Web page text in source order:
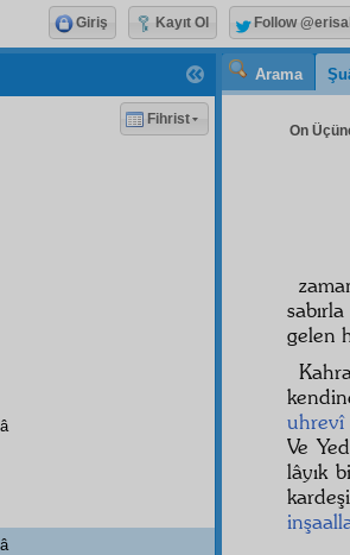
Arama
On
gelen
uhrevî
Ve
lâyık
Fihrist
Giriş Kayıt Ol Follow